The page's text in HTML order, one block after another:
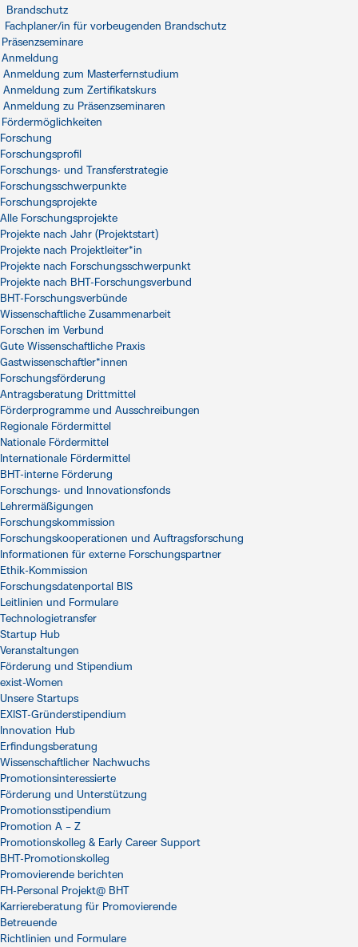
Brandschutz
Fachplaner/in für vorbeugenden Brandschutz
Präsenzseminare
Anmeldung
Anmeldung zum Masterfernstudium
Anmeldung zum Zertifikatskurs
Anmeldung zu Präsenzseminaren
Fördermöglichkeiten
Forschung
Forschungsprofil
Forschungs- und Transferstrategie
Forschungsschwerpunkte
Forschungsprojekte
Alle Forschungsprojekte
Projekte nach Jahr (Projektstart)
Projekte nach Projektleiter*in
Projekte nach Forschungsschwerpunkt
Projekte nach BHT-Forschungsverbund
BHT-Forschungsverbünde
Wissenschaftliche Zusammenarbeit
Forschen im Verbund
Gute Wissenschaftliche Praxis
Gastwissenschaftler*innen
Forschungsförderung
Antragsberatung Drittmittel
Förderprogramme und Ausschreibungen
Regionale Fördermittel
Nationale Fördermittel
Internationale Fördermittel
BHT-interne Förderung
Forschungs- und Innovationsfonds
Lehrermäßigungen
Forschungskommission
Forschungskooperationen und Auftragsforschung
Informationen für externe Forschungspartner
Ethik-Kommission
Forschungsdatenportal BIS
Leitlinien und Formulare
Technologietransfer
Startup Hub
Veranstaltungen
Förderung und Stipendium
exist-Women
Unsere Startups
EXIST-Gründerstipendium
Innovation Hub
Erfindungsberatung
Wissenschaftlicher Nachwuchs
Promotionsinteressierte
Förderung und Unterstützung
Promotionsstipendium
Promotion A – Z
Promotionskolleg & Early Career Support
BHT-Promotionskolleg
Promovierende berichten
FH-Personal Projekt@ BHT
Karriereberatung für Promovierende
Betreuende
Richtlinien und Formulare